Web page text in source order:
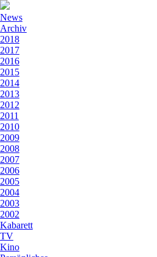
News
Archiv
2018
2017
2016
2015
2014
2013
2012
2011
2010
2009
2008
2007
2006
2005
2004
2003
2002
Kabarett
TV
Kino